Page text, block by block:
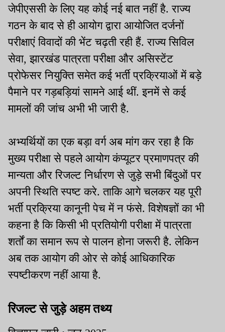
जेपीएससी के लिए यह कोई नई बात नहीं है. राज्य
गठन के बाद से ही आयोग द्वारा आयोजित दर्जनों
परीक्षाएं विवादों की भेंट चढ़ती रही हैं. राज्य सिविल
सेवा, झारखंड पात्रता परीक्षा और असिस्टेंट
प्रोफेसर नियुक्ति समेत कई भर्ती प्रक्रियाओं में बड़े
पैमाने पर गड़बड़ियां सामने आई थीं. इनमें से कई
मामलों की जांच अभी भी जारी है.
अभ्यर्थियों का एक बड़ा वर्ग अब मांग कर रहा है कि
मुख्य परीक्षा से पहले आयोग कंप्यूटर प्रमाणपत्र की
मान्यता और रिजल्ट निर्धारण से जुड़े सभी बिंदुओं पर
अपनी स्थिति स्पष्ट करे. ताकि आगे चलकर यह पूरी
भर्ती प्रक्रिया कानूनी पेच में न फंसे. विशेषज्ञों का भी
कहना है कि किसी भी प्रतियोगी परीक्षा में पात्रता
शर्तों का समान रूप से पालन होना जरूरी है. लेकिन
अब तक आयोग की ओर से कोई आधिकारिक
स्पष्टीकरण नहीं आया है.
रिजल्ट से जुड़े अहम तथ्य